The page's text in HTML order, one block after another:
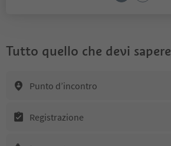
Tutto quello che devi sapere
Punto d’incontro
Registrazione